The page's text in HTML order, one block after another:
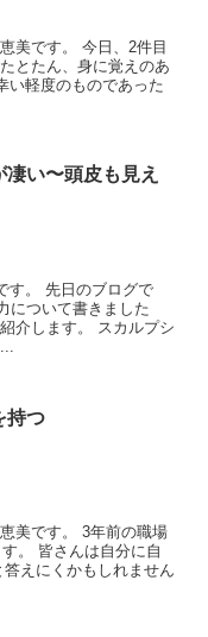
美です。 今日、2件目
とたん、身に覚えのあ
い軽度のものであった
い〜頭皮も見え
す。 先日のブログで
について書きました
介します。 スカルプシ
持つ
美です。 3年前の職場
。 皆さんは自分に自
えにくかもしれません